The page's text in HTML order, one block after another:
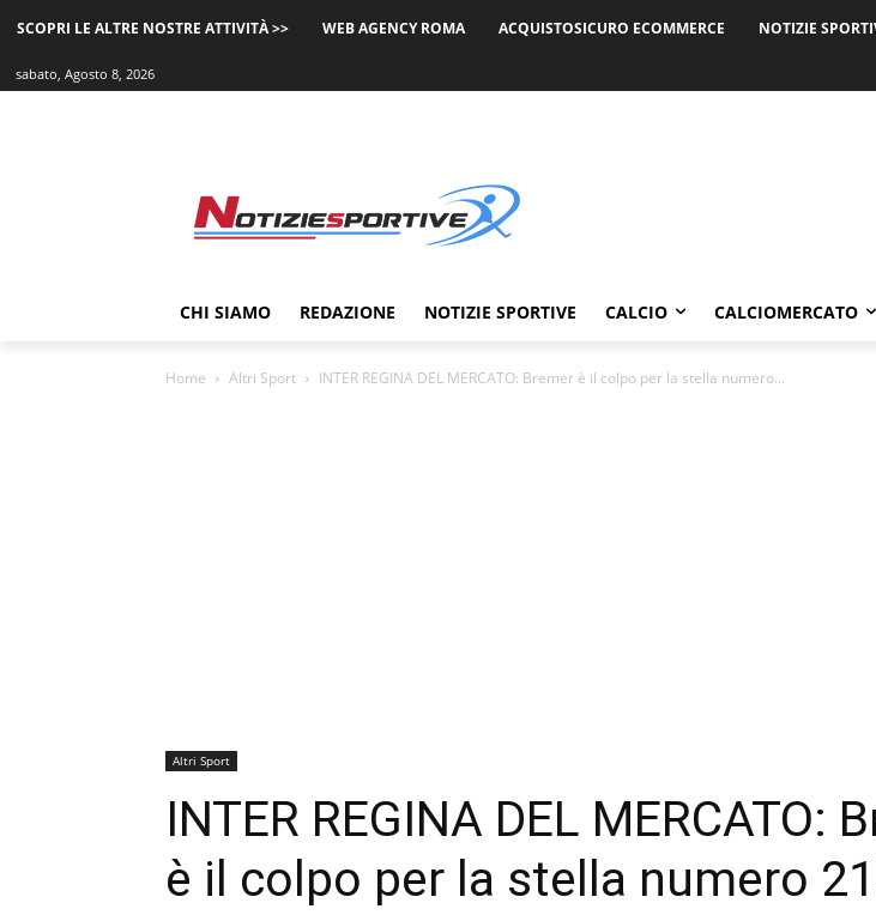
SCOPRI LE ALTRE NOSTRE ATTIVITÀ >> WEB AGENCY ROMA ACQUISTOSICURO ECOMMERCE NOTIZIE
sabato, Agosto 8, 2026
CHI SIAMO REDAZIONE NOTIZIE SPORTIVE CALCIO CALCIOMERCATO
Home Altri Sport INTER REGINA DEL MERCATO: Bremer è il colpo per la stella numero...
Altri Sport
INTER REGINA DEL MERCATO:
è il colpo per la stella numero